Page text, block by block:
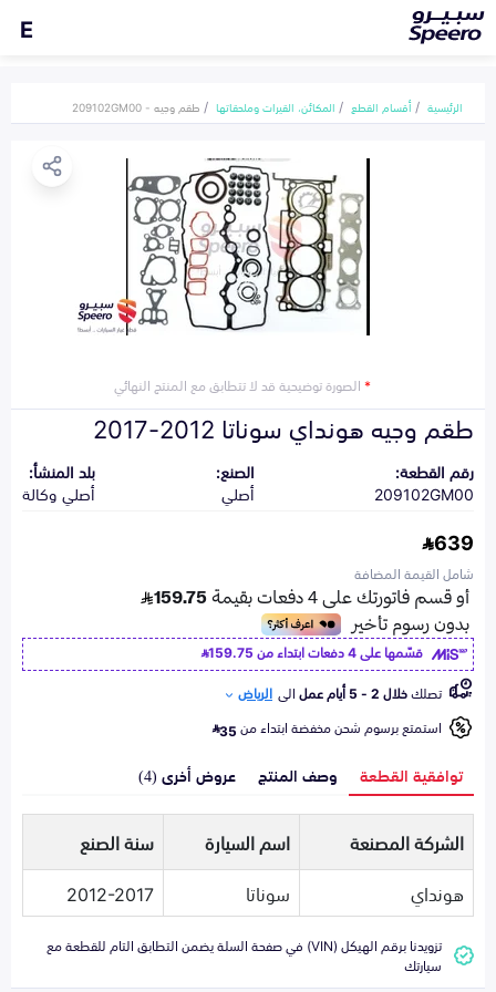
E
الرئيسية أقسام القطع المكائن، القيرات وملحقاتها طقم وجيه - 209102GM00
*الصورة توضيحية قد لا تتطابق مع المنتج النهائي
طقم وجيه هونداي سوناتا 2012-2017
رقم القطعة:
209102GM00
الصنع:
أصلي
بلد المنشأ:
أصلي وكالة
639
شامل القيمة المضافة
قسّمها على 4 دفعات ابتداء من
159.75
تصلكخلال 2 - 5 أيام عمل الى الرياض
استمتع برسوم شحن مخفضة ابتداء من35
توافقية القطعة وصف المنتج عروض أخرى (4)
الشركة المصنعة اسم السيارة
سنة الصنع
هونداي
سوناتا 2012-2017
تزويدنا برقم الهيكل (VIN) في صفحة السلة يضمن التطابق التام للقطعة مع
سيارتك